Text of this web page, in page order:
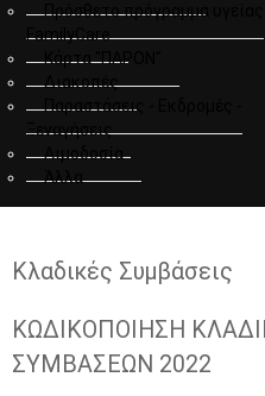
Πρόσθετο πρόγραμμα υγείας
FamilyCare
Κάρτα "ΠΑΡΟΝ"
Διακοπές
Παραστάσεις - Εκδρομές -
Ξεναγήσεις
Αιμοδοσία
Άλλα
Κλαδικές Συμβάσεις
ΚΩΔΙΚΟΠΟΙΗΣΗ
ΣΥΜΒΑΣΕΩΝ 2022